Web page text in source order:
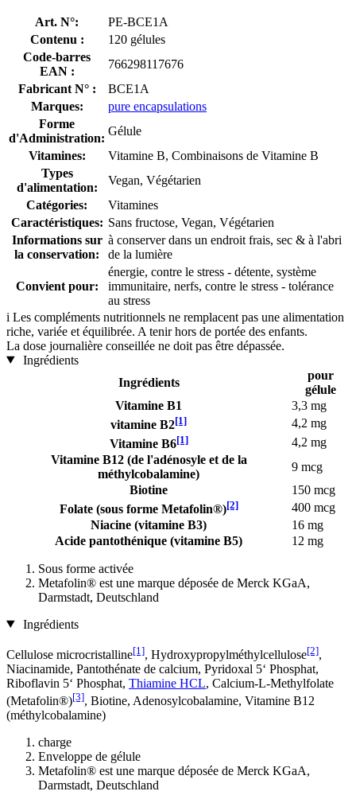
Art. N°:
PE-BCE1A
Contenu :
120 gélules
Code-barres
EAN :
766298117676
Fabricant N° :
BCE1A
Marques:
pure encapsulations
Forme
d'Administration:
Gélule
Vitamines:
Vitamine B, Combinaisons de Vitamine B
Types
d'alimentation:
Vegan, Végétarien
Catégories:
Vitamines
Caractéristiques: Sans fructose, Vegan, Végétarien
Informations sur
la conservation:
à conserver dans un endroit frais, sec & à l'abri
de la lumière
Convient pour:
énergie, contre le stress - détente, système
immunitaire, nerfs, contre le stress - tolérance
au stress
i Les compléments nutritionnels ne remplacent pas une alimentation
riche, variée et équilibrée. A tenir hors de portée des enfants.
La dose journalière conseillée ne doit pas être dépassée.
Ingrédients
Ingrédients
pour
gélule
Vitamine B1
3,3 mg
vitamine B2[1]
4,2 mg
Vitamine B6[1]
4,2 mg
Vitamine B12 (de l'adénosyle et de la
méthylcobalamine)
9 mcg
Biotine
150 mcg
Folate (sous forme Metafolin®)[2]
400 mcg
Niacine (vitamine B3)
16 mg
Acide pantothénique (vitamine B5)
12 mg
Sous forme activée
Metafolin® est une marque déposée de Merck KGaA,
Darmstadt, Deutschland
Ingrédients
Cellulose microcristalline[1], Hydroxypropylméthylcellulose[2],
Niacinamide, Pantothénate de calcium, Pyridoxal 5‘ Phosphat,
Riboflavin 5‘ Phosphat, Thiamine HCL, Calcium-L-Methylfolate
(Metafolin®)[3], Biotine, Adenosylcobalamine, Vitamine B12
(méthylcobalamine)
charge
Enveloppe de gélule
Metafolin® est une marque déposée de Merck KGaA,
Darmstadt, Deutschland